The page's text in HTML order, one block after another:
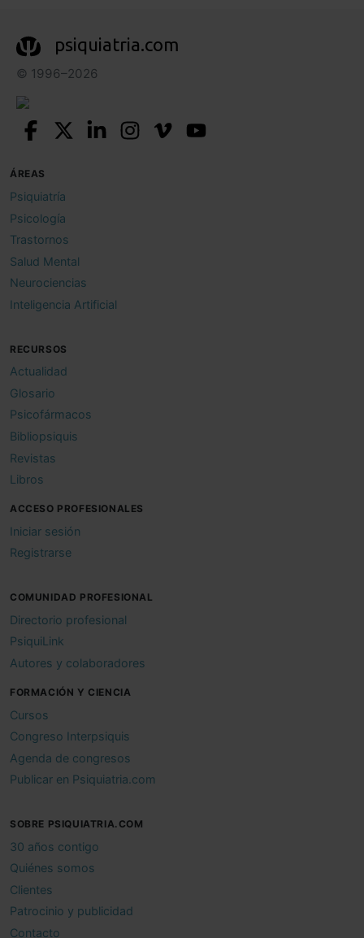
psiquiatria.com
© 1996–2026
ÁREAS
Psiquiatría
Psicología
Trastornos
Salud Mental
Neurociencias
Inteligencia Artificial
RECURSOS
Actualidad
Glosario
Psicofármacos
Bibliopsiquis
Revistas
Libros
ACCESO PROFESIONALES
Iniciar sesión
Registrarse
COMUNIDAD PROFESIONAL
Directorio profesional
PsiquiLink
Autores y colaboradores
FORMACIÓN Y CIENCIA
Cursos
Congreso Interpsiquis
Agenda de congresos
Publicar en Psiquiatria.com
SOBRE PSIQUIATRIA.COM
30 años contigo
Quiénes somos
Clientes
Patrocinio y publicidad
Contacto